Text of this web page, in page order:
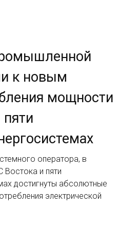
к новым
мощности
оператора, в
и пяти
достигнуты абсолютные
электрической